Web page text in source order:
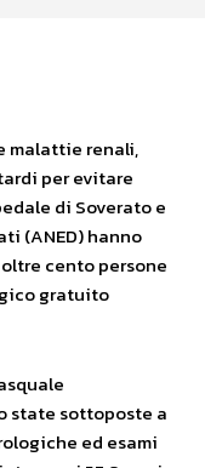
malattie renali,
per evitare
di Soverato e
(ANED) hanno
cento persone
gratuito
state sottoposte a
ed esami